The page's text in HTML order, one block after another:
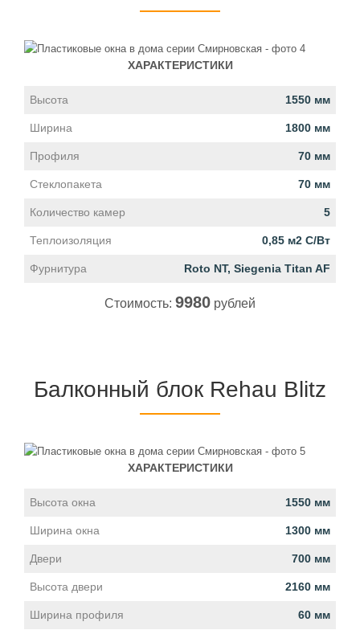
ХАРАКТЕРИСТИКИ
Высота 1550 мм
Ширина 1800 мм
Профиля 70 мм
Стеклопакета 70 мм
Количество камер 5
Теплоизоляция 0,85 м2 С/Вт
Фурнитура Roto NT, Siegenia Titan AF
Стоимость: 9980 рублей
Балконный блок Rehau Blitz
ХАРАКТЕРИСТИКИ
Высота окна 1550 мм
Ширина окна 1300 мм
Двери 700 мм
Высота двери 2160 мм
Ширина профиля 60 мм